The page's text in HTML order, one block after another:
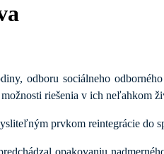
odboru sociálneho
riešenia v ich neľahkom
prvkom reintegrácie do
opakovaniu